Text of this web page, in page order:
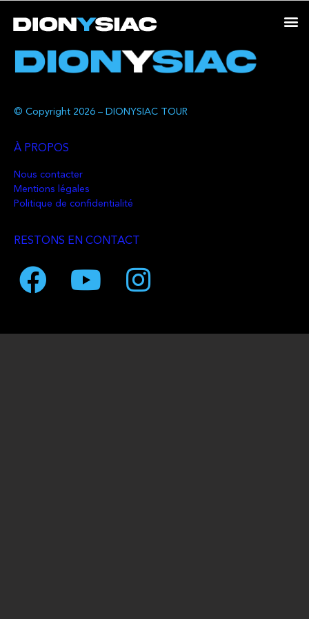
© Copyright 2026 – DIONYSIAC TOUR
À PROPOS
Nous contacter
Mentions légales
Politique de confidentialité
RESTONS EN CONTACT